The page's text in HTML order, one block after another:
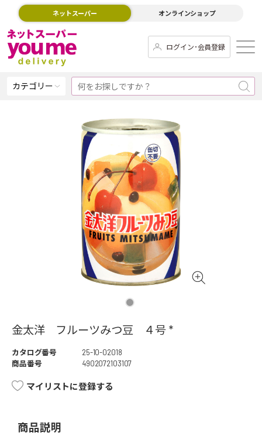
ネットスーパー オンラインショップ
ログイン･会員登録
カテゴリー
金太洋 フルーツみつ豆 ４号 *
カタログ番号
25-10-02018
商品番号
4902072103107
マイリストに登録する
商品説明